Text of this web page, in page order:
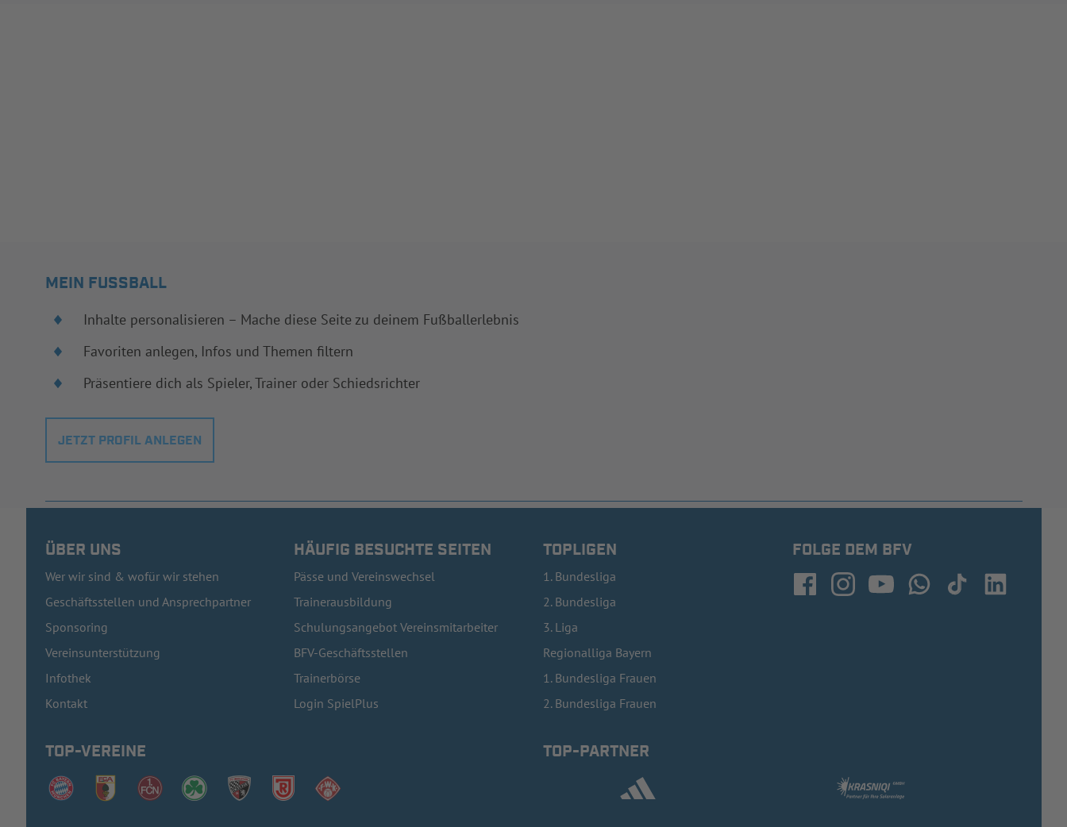
MEIN FUSSBALL
Inhalte personalisieren – Mache diese Seite zu deinem Fußballerlebnis
Favoriten anlegen, Infos und Themen filtern
Präsentiere dich als Spieler, Trainer oder Schiedsrichter
JETZT PROFIL ANLEGEN
ÜBER UNS
Wer wir sind & wofür wir stehen
Geschäftsstellen und Ansprechpartner
Sponsoring
Vereinsunterstützung
Infothek
Kontakt
HÄUFIG BESUCHTE SEITEN
Pässe und Vereinswechsel
Trainerausbildung
Schulungsangebot Vereinsmitarbeiter
BFV-Geschäftsstellen
Trainerbörse
Login SpielPlus
TOPLIGEN
1. Bundesliga
2. Bundesliga
3. Liga
Regionalliga Bayern
1. Bundesliga Frauen
2. Bundesliga Frauen
FOLGE DEM BFV
TOP-VEREINE TOP-PARTNER